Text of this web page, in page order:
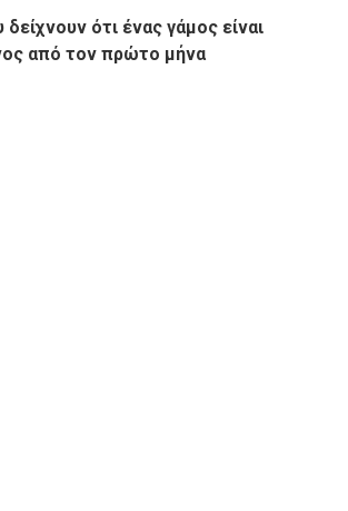
ότι ένας γάμος είναι
από τον πρώτο μήνα